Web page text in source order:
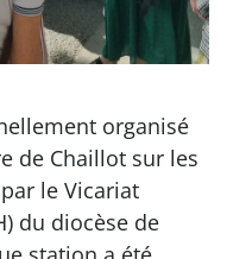
organisé
de Chaillot sur les
le Vicariat
du diocèse de